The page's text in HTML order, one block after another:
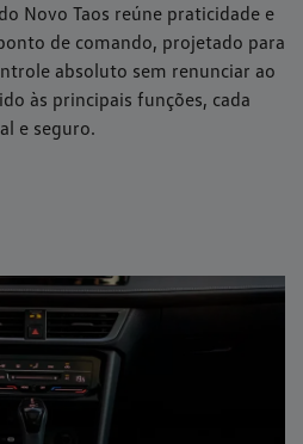
Novo Taos reúne praticidade e
de comando, projetado para
absoluto sem renunciar ao
às principais funções, cada
e seguro.